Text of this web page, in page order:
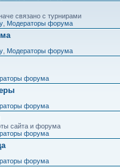
связано с турнирами
Модераторы форума
Модераторы форума
форума
форума
сайта и форума
форума
форума